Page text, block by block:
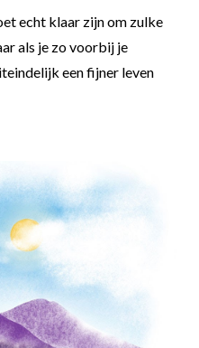
echt klaar zijn om zulke
als je zo voorbij je
een fijner leven